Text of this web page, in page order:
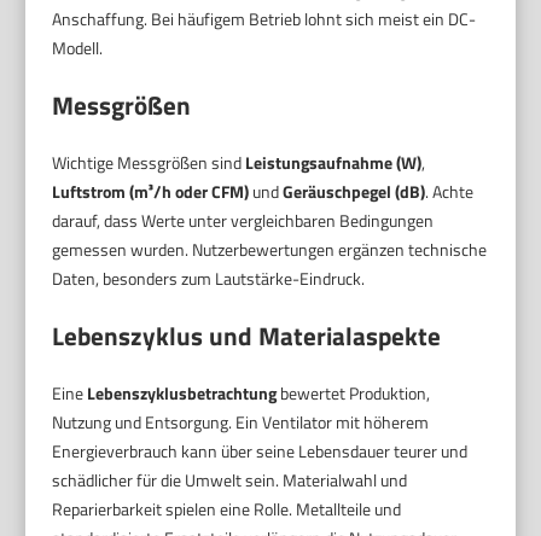
Anschaffung. Bei häufigem Betrieb lohnt sich meist ein DC-
Modell.
Messgrößen
Wichtige Messgrößen sindLeistungsaufnahme (W),
Luftstrom (m³/h oder CFM)undGeräuschpegel (dB). Achte
darauf, dass Werte unter vergleichbaren Bedingungen
gemessen wurden. Nutzerbewertungen ergänzen technische
Daten, besonders zum Lautstärke-Eindruck.
Lebenszyklus und Materialaspekte
EineLebenszyklusbetrachtungbewertet Produktion,
Nutzung und Entsorgung. Ein Ventilator mit höherem
Energieverbrauch kann über seine Lebensdauer teurer und
schädlicher für die Umwelt sein. Materialwahl und
Reparierbarkeit spielen eine Rolle. Metallteile und